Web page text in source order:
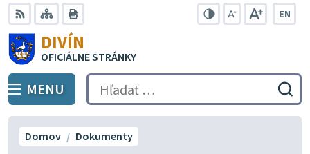
Preskočiť
na
obsah
RSS Mapa
EN
DIVÍN
OFICIÁLNE STRÁNKY
PREPNÚŤ
MENU Hľadať:
Domov Dokumenty